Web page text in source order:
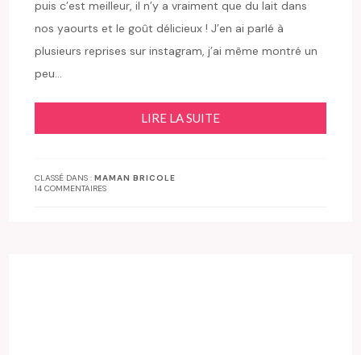
puis c’est meilleur, il n’y a vraiment que du lait dans
nos yaourts et le goût délicieux ! J’en ai parlé à
plusieurs reprises sur instagram, j’ai même montré un
peu…
LIRE LA SUITE
CLASSÉ DANS :MAMAN BRICOLE
14 COMMENTAIRES